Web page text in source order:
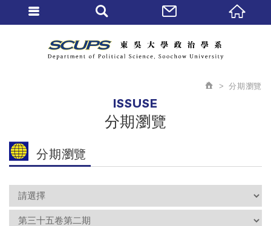
分期瀏覽
ISSUSE
分期瀏覽
分期瀏覽